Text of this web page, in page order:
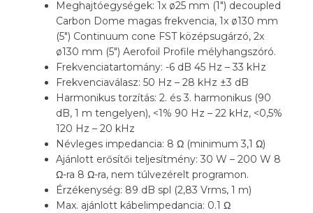
Meghajtóegységek: 1x ø25 mm (1″) decoupled
Carbon Dome magas frekvencia, 1x ø130 mm
(5″) Continuum cone FST középsugárzó, 2x
ø130 mm (5″) Aerofoil Profile mélyhangszóró.
Frekvenciatartomány: -6 dB 45 Hz – 33 kHz
Frekvenciaválasz: 50 Hz – 28 kHz ±3 dB
Harmonikus torzítás: 2. és 3. harmonikus (90
dB, 1 m tengelyen), <1% 90 Hz – 22 kHz, <0,5%
120 Hz – 20 kHz
Névleges impedancia: 8 Ω (minimum 3,1 Ω)
Ajánlott erősítői teljesítmény: 30 W – 200 W 8
Ω-ra 8 Ω-ra, nem túlvezérelt programon.
Érzékenység: 89 dB spl (2,83 Vrms, 1 m)
Max. ajánlott kábelimpedancia: 0.1 Ω